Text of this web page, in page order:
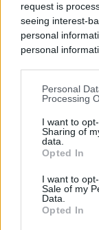
request is
seeing interest-
personal
personal
You may
disclosure of
by third parties
downstream
by us to third
Downstream
further disclose
Personal
Processing
I want to
Sharing of
data.
Opted In
I want to
Sale of my
Data.
Opted In
VACANZA TRAGICA
Va in
scomparsa
scopre che è
Lamberto Abbati